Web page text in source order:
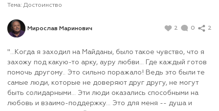
Тема: Достоинство
Мирослав Маринович 2 0 2
"...Когда я заходил на Майданы, было такое чувство, что я
захожу под какую-то арку, ауру любви... Где каждый готов
помочь другому.. Это сильно поражало! Ведь это были те
самые люди, которые не доверяют друг другу, не могут
быть солидарными... Эти люди оказались способными на
любовь и взаимо-поддержку... Это для меня -- душа и